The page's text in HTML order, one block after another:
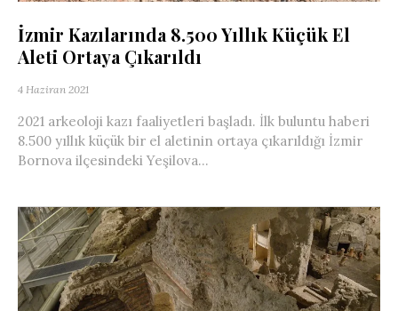
İzmir Kazılarında 8.500 Yıllık Küçük El
Aleti Ortaya Çıkarıldı
4 Haziran 2021
2021 arkeoloji kazı faaliyetleri başladı. İlk buluntu haberi
8.500 yıllık küçük bir el aletinin ortaya çıkarıldığı İzmir
Bornova ilçesindeki Yeşilova...